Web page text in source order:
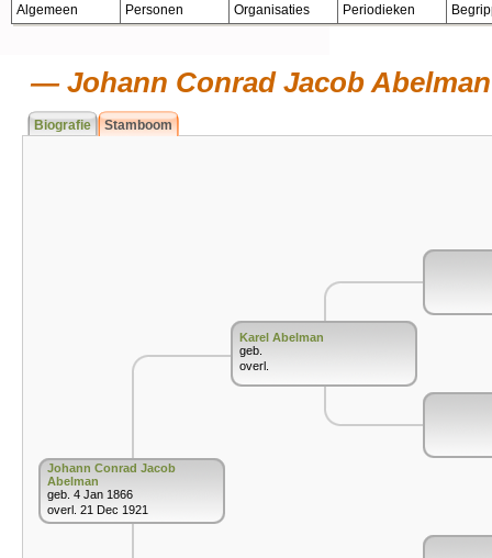
Algemeen Personen Organisaties Periodieken
Johann Conrad Jacob Abelman
Biografie Stamboom
Johann Conrad Jacob
Abelman
geb. 4 Jan 1866
overl. 21 Dec 1921
Karel Abelman
geb.
overl.